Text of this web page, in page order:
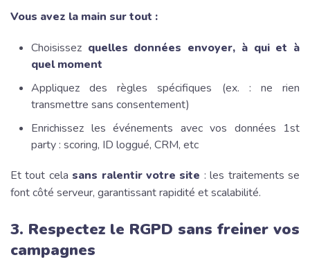
Vous avez la main sur tout :
Choisissez quelles données envoyer, à qui et à
quel moment
Appliquez des règles spécifiques (ex. : ne rien
transmettre sans consentement)
Enrichissez les événements avec vos données 1st
party : scoring, ID loggué, CRM, etc
Et tout cela sans ralentir votre site : les traitements se
font côté serveur, garantissant rapidité et scalabilité.
3. Respectez le RGPD sans freiner vos
campagnes